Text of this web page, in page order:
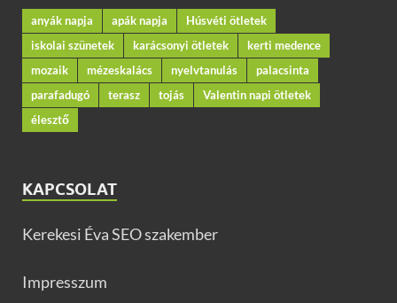
anyák napja apák napja
Húsvéti ötletek
iskolai szünetek
karácsonyi ötletek
kerti medence
mozaik
mézeskalács nyelvtanulás
palacsinta
parafadugó
terasz tojás
Valentin napi ötletek
élesztő
KAPCSOLAT
Kerekesi Éva SEO szakember
Impresszum